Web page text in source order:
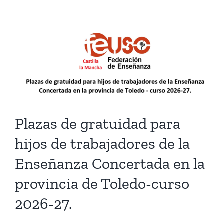
Plazas de gratuidad para
hijos de trabajadores de la
Enseñanza Concertada en la
provincia de Toledo-curso
2026-27.